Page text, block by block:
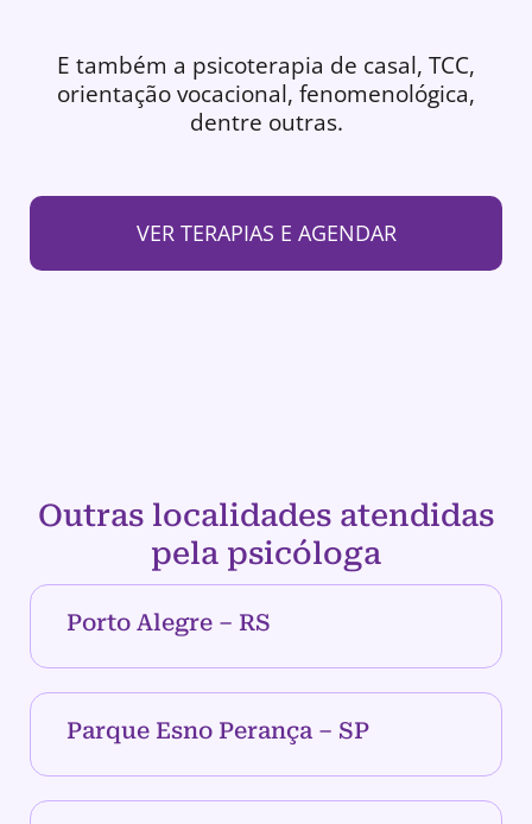
E também a psicoterapia de casal, TCC,
orientação vocacional, fenomenológica,
dentre outras.
VER TERAPIAS E AGENDAR
Outras localidades atendidas
pela psicóloga
Porto Alegre – RS
Parque Esno Perança – SP